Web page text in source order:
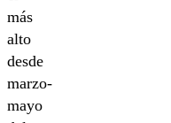
más
alto
desde
marzo-
mayo